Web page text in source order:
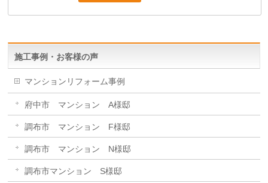
施工事例・お客様の声
マンションリフォーム事例
府中市 マンション A様邸
調布市 マンション F様邸
調布市 マンション N様邸
調布市マンション S様邸